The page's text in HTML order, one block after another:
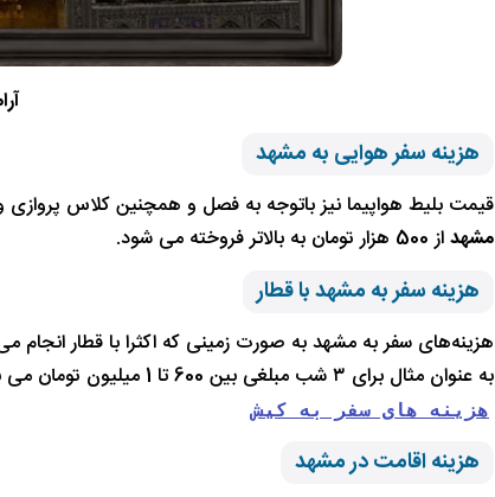
هزینه سفر هوایی به مشهد
قیمت بلیط هواپیما نیز باتوجه به فصل و همچنین کلاس
مشهداز 500 هزار تومان به بالاتر فروخته می شود.
هزینه سفر به مشهد با قطار
هزینه‌های سفر به مشهد به‌ صورت زمینی که اکثرا با قطار انجام
به عنوان مثال برای ۳ شب مبلغی بین 600 تا 1 میلیون تومان می باشد.
هزینه های سفر به کیش
هزینه اقامت در مشهد